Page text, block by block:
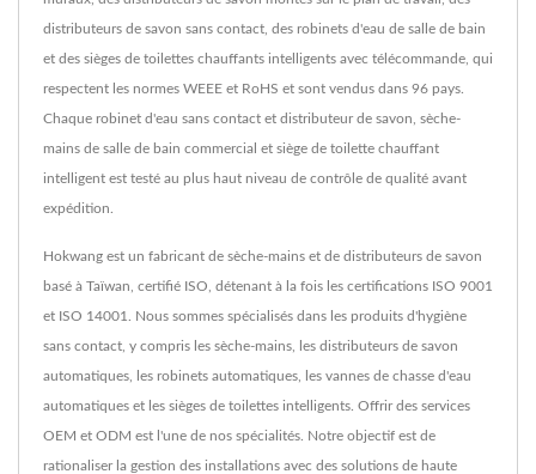
distributeurs de savon sans contact, des robinets d'eau de salle de bain
et des sièges de toilettes chauffants intelligents avec télécommande, qui
respectent les normes WEEE et RoHS et sont vendus dans 96 pays.
Chaque robinet d'eau sans contact et distributeur de savon, sèche-
mains de salle de bain commercial et siège de toilette chauffant
intelligent est testé au plus haut niveau de contrôle de qualité avant
expédition.
Hokwang est un fabricant de sèche-mains et de distributeurs de savon
basé à Taïwan, certifié ISO, détenant à la fois les certifications ISO 9001
et ISO 14001. Nous sommes spécialisés dans les produits d'hygiène
sans contact, y compris les sèche-mains, les distributeurs de savon
automatiques, les robinets automatiques, les vannes de chasse d'eau
automatiques et les sièges de toilettes intelligents. Offrir des services
OEM et ODM est l'une de nos spécialités. Notre objectif est de
rationaliser la gestion des installations avec des solutions de haute